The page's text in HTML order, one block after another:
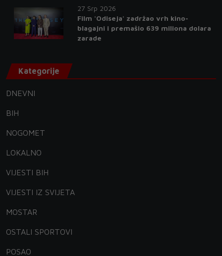
27 Srp 2026
Film 'Odiseja' zadržao vrh kino-
blagajni i premašio 639 miliona dolara
zarade
Kategorije
DNEVNI
BIH
NOGOMET
LOKALNO
VIJESTI BIH
VIJESTI IZ SVIJETA
MOSTAR
OSTALI SPORTOVI
POSAO